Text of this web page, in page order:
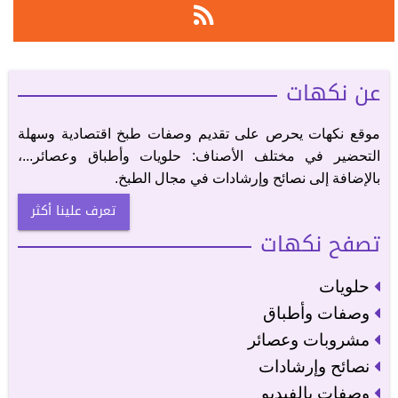
عن نكهات
موقع نكهات يحرص على تقديم وصفات طبخ اقتصادية وسهلة
التحضير في مختلف الأصناف: حلويات وأطباق وعصائر...،
بالإضافة إلى نصائح وإرشادات في مجال الطبخ.
تعرف علينا أكثر
تصفح نكهات
حلويات
وصفات وأطباق
مشروبات وعصائر
نصائح وإرشادات
وصفات بالفيديو